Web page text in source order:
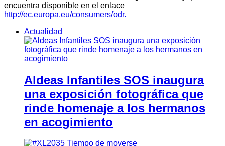
encuentra disponible en el enlace
http://ec.europa.eu/consumers/odr.
Actualidad
Aldeas Infantiles SOS inaugura
una exposición fotográfica que
rinde homenaje a los hermanos
en acogimiento